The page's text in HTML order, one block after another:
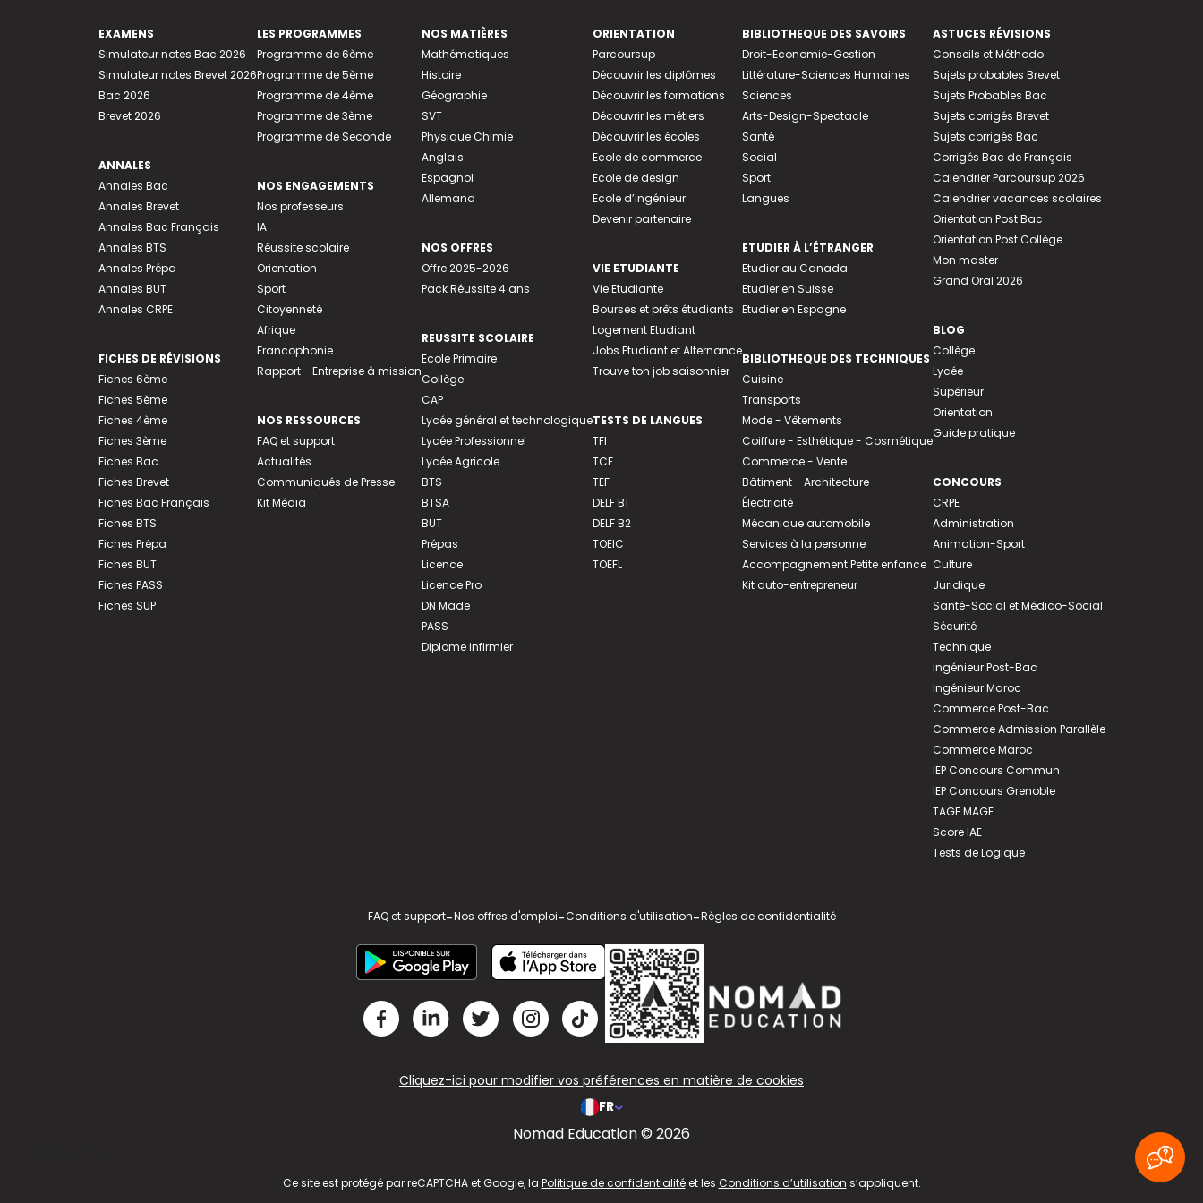
EXAMENS
Simulateur notes Bac 2026
Simulateur notes Brevet 2026
Bac 2026
Brevet 2026
ANNALES
Annales Bac
Annales Brevet
Annales Bac Français
Annales BTS
Annales Prépa
Annales BUT
Annales CRPE
FICHES DE RÉVISIONS
Fiches 6ème
Fiches 5ème
Fiches 4ème
Fiches 3ème
Fiches Bac
Fiches Brevet
Fiches Bac Français
Fiches BTS
Fiches Prépa
Fiches BUT
Fiches PASS
Fiches SUP
LES PROGRAMMES
Programme de 6ème
Programme de 5ème
Programme de 4ème
Programme de 3ème
Programme de Seconde
NOS ENGAGEMENTS
Nos professeurs
IA
Réussite scolaire
Orientation
Sport
Citoyenneté
Afrique
Francophonie
Rapport - Entreprise à mission
NOS RESSOURCES
FAQ et support
Actualités
Communiqués de Presse
Kit Média
NOS MATIÈRES
Mathématiques
Histoire
Géographie
SVT
Physique Chimie
Anglais
Espagnol
Allemand
NOS OFFRES
Offre 2025-2026
Pack Réussite 4 ans
REUSSITE SCOLAIRE
Ecole Primaire
Collège
CAP
Lycée général et technologique
Lycée Professionnel
Lycée Agricole
BTS
BTSA
BUT
Prépas
Licence
Licence Pro
DN Made
PASS
Diplome infirmier
ORIENTATION
Parcoursup
Découvrir les diplômes
Découvrir les formations
Découvrir les métiers
Découvrir les écoles
Ecole de commerce
Ecole de design
Ecole d’ingénieur
Devenir partenaire
VIE ETUDIANTE
Vie Etudiante
Bourses et prêts étudiants
Logement Etudiant
Jobs Etudiant et Alternance
Trouve ton job saisonnier
TESTS DE LANGUES
TFI
TCF
TEF
DELF B1
DELF B2
TOEIC
TOEFL
BIBLIOTHEQUE DES SAVOIRS
Droit-Economie-Gestion
Littérature-Sciences Humaines
Sciences
Arts-Design-Spectacle
Santé
Social
Sport
Langues
ETUDIER À L’ÉTRANGER
Etudier au Canada
Etudier en Suisse
Etudier en Espagne
BIBLIOTHEQUE DES TECHNIQUES
Cuisine
Transports
Mode - Vêtements
Coiffure - Esthétique - Cosmétique
Commerce - Vente
Bâtiment - Architecture
Électricité
Mécanique automobile
Services à la personne
Accompagnement Petite enfance
Kit auto-entrepreneur
ASTUCES RÉVISIONS
Conseils et Méthodo
Sujets probables Brevet
Sujets Probables Bac
Sujets corrigés Brevet
Sujets corrigés Bac
Corrigés Bac de Français
Calendrier Parcoursup 2026
Calendrier vacances scolaires
Orientation Post Bac
Orientation Post Collège
Mon master
Grand Oral 2026
BLOG
Collège
Lycée
Supérieur
Orientation
Guide pratique
CONCOURS
CRPE
Administration
Animation-Sport
Culture
Juridique
Santé-Social et Médico-Social
Sécurité
Technique
Ingénieur Post-Bac
Ingénieur Maroc
Commerce Post-Bac
Commerce Admission Parallèle
Commerce Maroc
IEP Concours Commun
IEP Concours Grenoble
TAGE MAGE
Score IAE
Tests de Logique
FAQ et support-Nos offres d'emploi-Conditions d'utilisation-Règles de confidentialité
Cliquez-ici pour modifier vos préférences en matière de cookies
FR
Nomad Education © 2026
Ce site est protégé par reCAPTCHA et Google, la Politique de confidentialitéet les Conditions d’utilisation s’appliquent.